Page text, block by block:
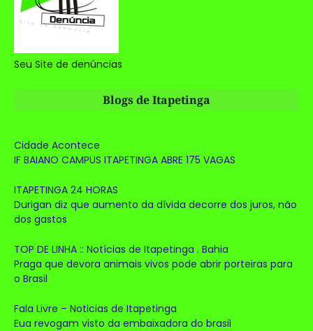
Seu Site de denúncias
Blogs de Itapetinga
Cidade Acontece
IF BAIANO CAMPUS ITAPETINGA ABRE 175 VAGAS
ITAPETINGA 24 HORAS
Durigan diz que aumento da dívida decorre dos juros, não
dos gastos
TOP DE LINHA :: Notícias de Itapetinga . Bahia
Praga que devora animais vivos pode abrir porteiras para
o Brasil
Fala Livre – Noticias de Itapetinga
Eua revogam visto da embaixadora do brasil